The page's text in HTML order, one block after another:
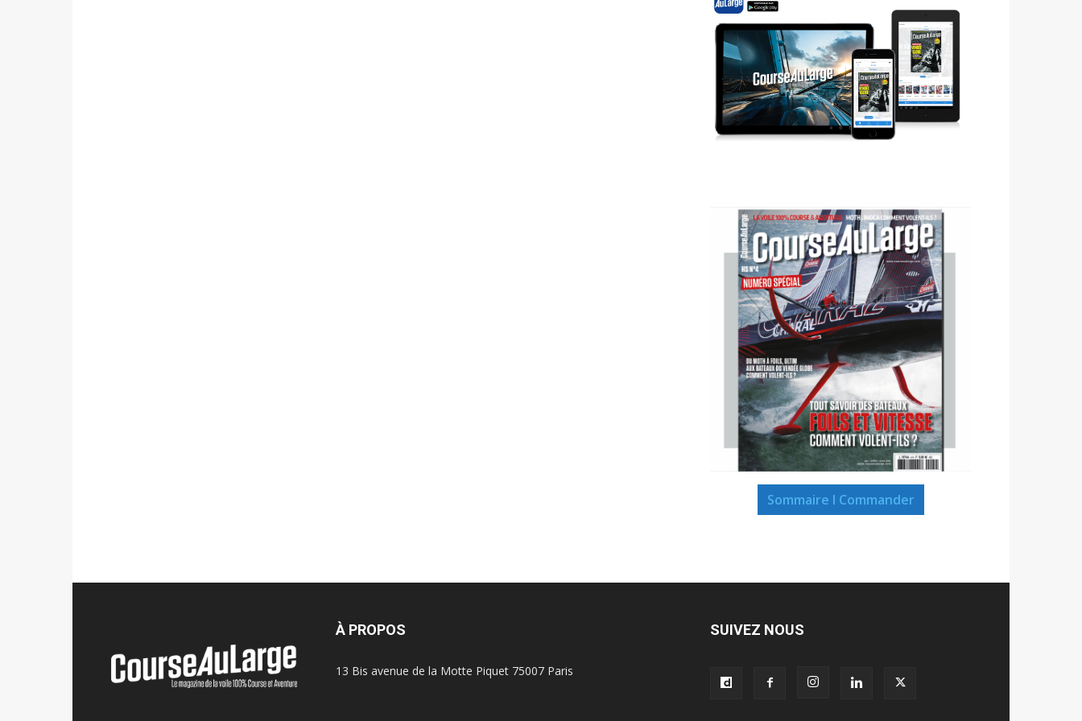
Sommaire I Commander
À PROPOS
13 Bis avenue de la Motte Piquet 75007 Paris
SUIVEZ NOUS